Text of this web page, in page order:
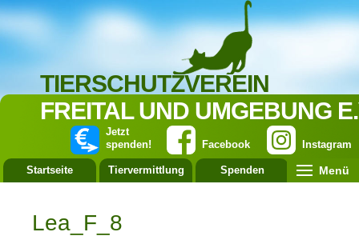
TIERSCHUTZVEREIN
FREITAL UND UMGEBUNG
Instagram
Facebook
Jetzt
spenden!
Startseite Tiervermittlung Spenden Menü
Lea_F_8